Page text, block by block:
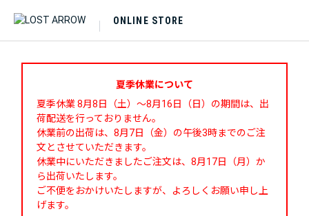
ONLINE STORE
夏季休業について
夏季休業 8月8日（土）～8月16日（日）の期間は、出
荷配送を行っておりません。
休業前の出荷は、8月7日（金）の午後3時までのご注
文とさせていただきます。
休業中にいただきましたご注文は、8月17日（月）か
ら出荷いたします。
ご不便をおかけいたしますが、よろしくお願い申し上
げます。